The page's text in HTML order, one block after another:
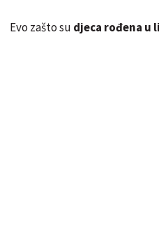
Evo zašto su djeca rođena u